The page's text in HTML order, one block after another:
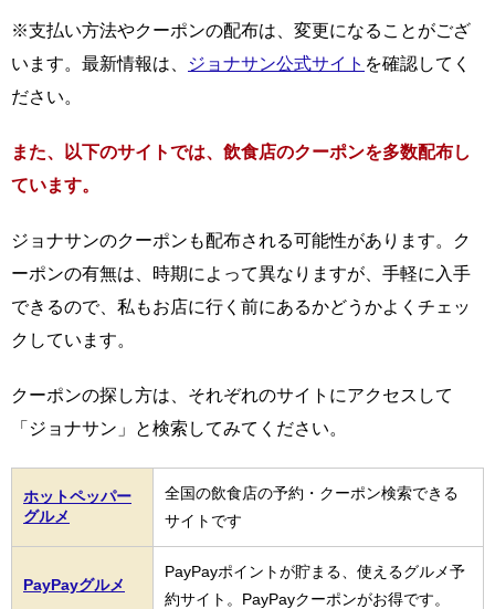
※支払い方法やクーポンの配布は、変更になることがござ
います。最新情報は、
ジョナサン公式サイト を確認してく
ださい。
また、以下のサイトでは、飲食店のクーポンを多数配布し
ています。
ジョナサンのクーポンも配布される可能性があります。ク
ーポンの有無は、時期によって異なりますが、手軽に入手
できるので、私もお店に行く前にあるかどうかよくチェッ
クしています。
クーポンの探し方は、それぞれのサイトにアクセスして
「ジョナサン」と検索してみてください。
ホットペッパー
グルメ
全国の飲食店の予約・クーポン検索できる
サイトです
PayPayグルメ
PayPayポイントが貯まる、使えるグルメ予
約サイト。PayPayクーポンがお得です。